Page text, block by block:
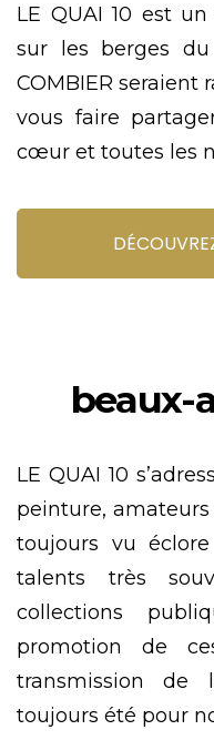
LE QUAI 10 est
sur les berges du
COMBIER seraient
vous faire
cœur et toutes les
beaux-
LE QUAI 10
peinture,
toujours vu
talents très
collections
promotion de
transmission de
toujours été pour